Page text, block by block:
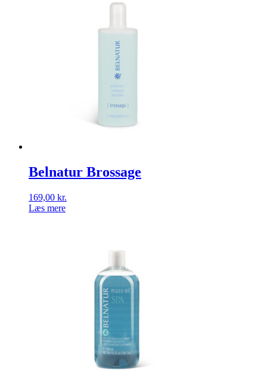
Belnatur Brossage
169,00 kr.
Læs mere